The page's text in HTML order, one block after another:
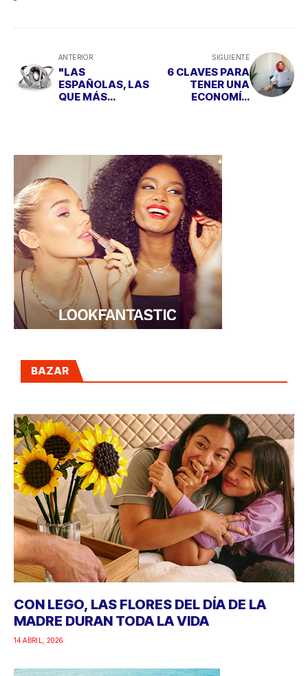
ANTERIOR
"LAS
ESPAÑOLAS, LAS
QUE MÁS
SIGUIENTE
6 CLAVES PARA
TENER UNA
ECONOMÍA
BAZAR
CON LEGO, LAS FLORES DEL DÍA DE LA
MADRE DURAN TODA LA VIDA
14 ABRIL, 2026